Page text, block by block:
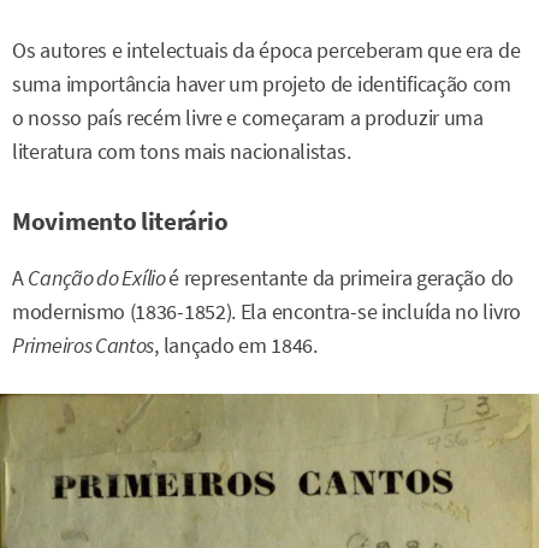
Os autores e intelectuais da época perceberam que era de
suma importância haver um projeto de identificação com
o nosso país recém livre e começaram a produzir uma
literatura com tons mais nacionalistas.
Movimento literário
ACanção do Exílioé representante da primeira geração do
modernismo (1836-1852). Ela encontra-se incluída no livro
Primeiros Cantos, lançado em 1846.